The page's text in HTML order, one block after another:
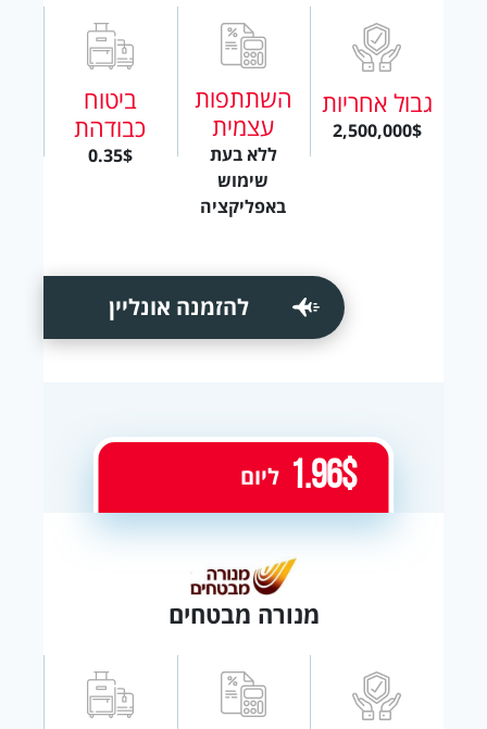
גבול אחריות
2,500,000$
השתתפות
עצמית
ללא בעת
שימוש
באפליקציה
ביטוח
כבודהת
0.35$
להזמנה אונליין
מנורה מבטחים
1.96$ ליום